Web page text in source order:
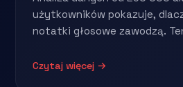
użytkowników pokazuje,
notatki głosowe zawodzą.
Czytaj więcej →